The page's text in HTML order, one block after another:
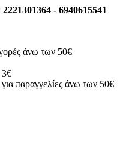
2221301364 - 6940615541
άνω των 50€
3€
παραγγελίες άνω των 50€